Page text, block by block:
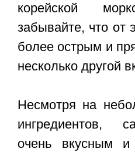
корейской
забывайте, что от
более острым и
несколько другой
Несмотря на
ингредиентов,
очень вкусным и